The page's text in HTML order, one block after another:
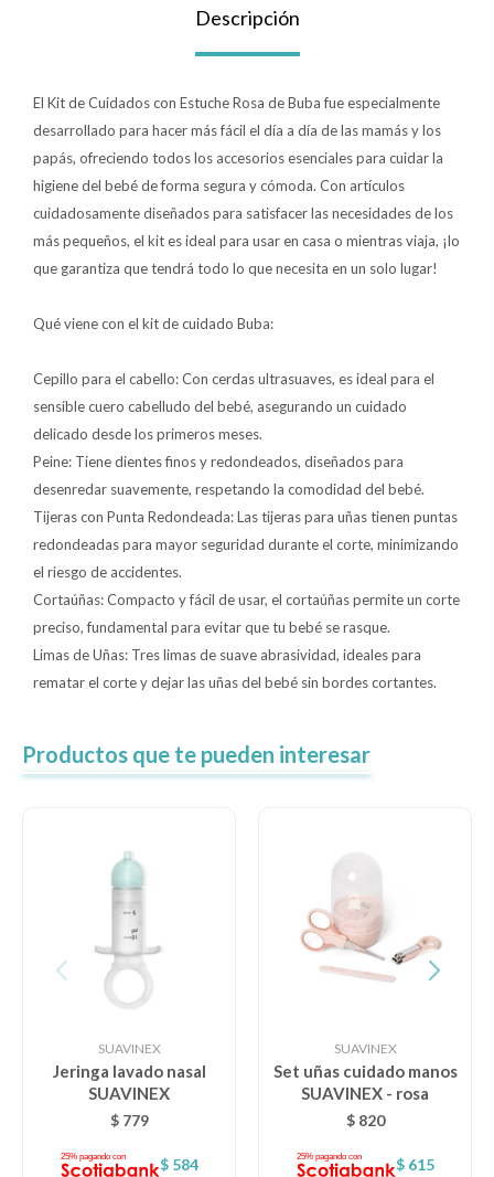
Descripción
El Kit de Cuidados con Estuche Rosa de Buba fue especialmente
desarrollado para hacer más fácil el día a día de las mamás y los
papás, ofreciendo todos los accesorios esenciales para cuidar la
higiene del bebé de forma segura y cómoda. Con artículos
cuidadosamente diseñados para satisfacer las necesidades de los
más pequeños, el kit es ideal para usar en casa o mientras viaja, ¡lo
que garantiza que tendrá todo lo que necesita en un solo lugar!
Qué viene con el kit de cuidado Buba:
Cepillo para el cabello: Con cerdas ultrasuaves, es ideal para el
sensible cuero cabelludo del bebé, asegurando un cuidado
delicado desde los primeros meses.
Peine: Tiene dientes finos y redondeados, diseñados para
desenredar suavemente, respetando la comodidad del bebé.
Tijeras con Punta Redondeada: Las tijeras para uñas tienen puntas
redondeadas para mayor seguridad durante el corte, minimizando
el riesgo de accidentes.
Cortaúñas: Compacto y fácil de usar, el cortaúñas permite un corte
preciso, fundamental para evitar que tu bebé se rasque.
Limas de Uñas: Tres limas de suave abrasividad, ideales para
rematar el corte y dejar las uñas del bebé sin bordes cortantes.
Productos que te pueden interesar
SUAVINEX
Jeringa lavado nasal
SUAVINEX
$ 779
$ 584
SUAVINEX
Set uñas cuidado manos
SUAVINEX - rosa
$ 820
$ 615
Gift cards
Nuevos
Sale